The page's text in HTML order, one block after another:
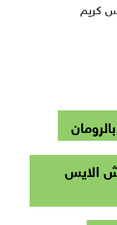
كريم
الايس